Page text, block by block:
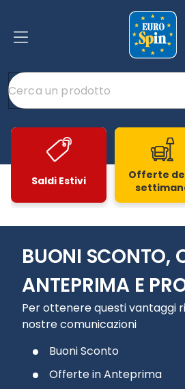
Saldi Estivi
Offerte
BUONI SCONTO,
ANTEPRIMA E
Per ottenere questi vantaggi
nostre comunicazioni
Buoni Sconto
Offerte in Anteprima